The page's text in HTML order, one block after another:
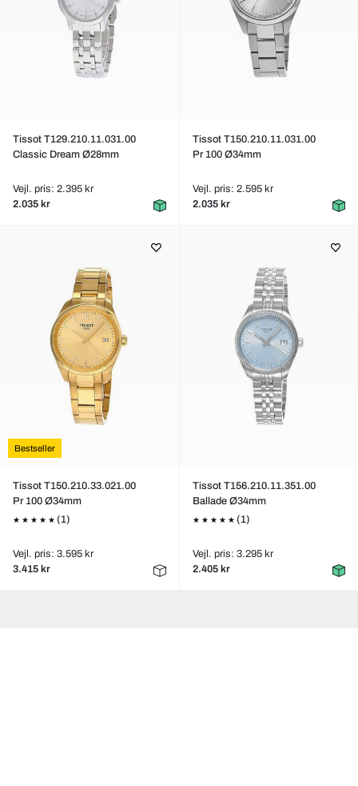
Tissot T129.210.11.031.00
Classic Dream Ø28mm
Vejl. pris: 2.395 kr
2.035 kr
Tissot T150.210.11.031.00
Pr 100 Ø34mm
Vejl. pris: 2.595 kr
2.035 kr
Bestseller
Tissot T150.210.33.021.00
Pr 100 Ø34mm
(1)
Vejl. pris: 3.595 kr
3.415 kr
Tissot T156.210.11.351.00
Ballade Ø34mm
(1)
Vejl. pris: 3.295 kr
2.405 kr